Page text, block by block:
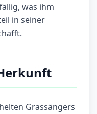
was ihm
in seiner
Grassängers